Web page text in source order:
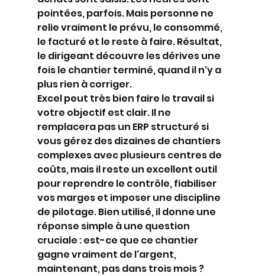
pointées, parfois. Mais personne ne
relie vraiment le prévu, le consommé,
le facturé et le reste à faire. Résultat,
le dirigeant découvre les dérives une
fois le chantier terminé, quand il n'y a
plus rien à corriger.
Excel peut très bien faire le travail si
votre objectif est clair. Il ne
remplacera pas un ERP structuré si
vous gérez des dizaines de chantiers
complexes avec plusieurs centres de
coûts, mais il reste un excellent outil
pour reprendre le contrôle, fiabiliser
vos marges et imposer une discipline
de pilotage. Bien utilisé, il donne une
réponse simple à une question
cruciale : est-ce que ce chantier
gagne vraiment de l'argent,
maintenant, pas dans trois mois ?